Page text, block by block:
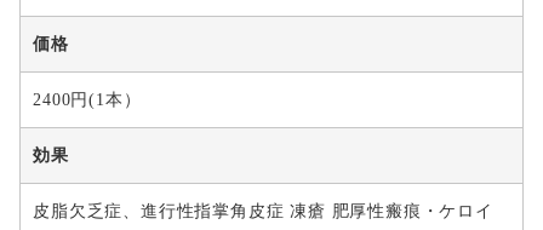
価格
2400円(1本）
効果
皮脂欠乏症、進行性指掌角皮症 凍瘡 肥厚性瘢痕・ケロイ